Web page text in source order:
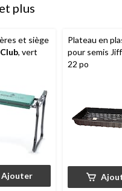
plus
et siège
, vert
Ajouter
Plateau en
pour semis
22 po